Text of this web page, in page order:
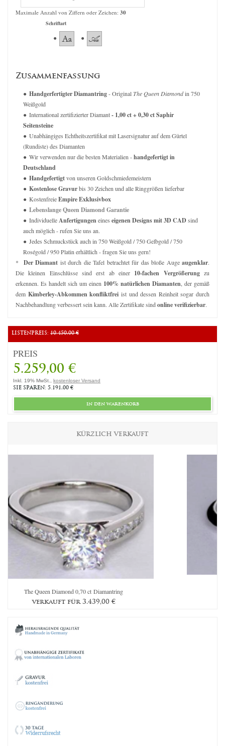
Maximale Anzahl von Ziffern oder Zeichen: 30
Schriftart
Zusammenfassung
Handgerfertigter Diamantring- OriginalThe Queen Diamondin 750
Weißgold
International zertifizierter Diamant- 1,00 ct + 0,30 ct Saphir
Seitensteine
Unabhängiges Echtheitszertifikat mit Lasersignatur auf dem Gürtel
(Rundiste) des Diamanten
Wir verwenden nur die besten Materialien -handgefertigt in
Deutschland
Handgefertigtvon unseren Goldschmiedemeistern
Kostenlose Gravurbis 30 Zeichen und alle Ringgrößen lieferbar
KostenfreieEmpire Exklusivbox
Lebenslange Queen Diamond Garantie
IndividuelleAnfertigungeneines eigenen Designs mit 3D CADsind
auch möglich - rufen Sie uns an.
Jedes Schmuckstück auch in 750 Weißgold / 750 Gelbgold / 750
Roségold / 950 Platin erhältlich - fragen Sie uns gern!
* Der Diamant ist durch die Tafel betrachtet für das bloße Augeaugenklar.
Die kleinen Einschlüsse sind erst ab einer 10-fachen Vergrößerungzu
erkennen. Es handelt sich um einen 100% natürlichen Diamanten , der gemäß
dem Kimberley-Abkommen konfliktfrei ist und dessen Reinheit sogar durch
Nachbehandlung verbessert sein kann. Alle Zertifikate sindonline verifizierbar.
LISTENPREIS: 10.450,00 €
PREIS
5.259,00 €
Inkl. 19% MwSt., kostenloser Versand
SIE SPAREN: 5.191,00 €
in den warenkorb
KÜRZLICH VERKAUFT
The Queen Diamond 0,70 ct Diamantring
verkauft für3.439,00€